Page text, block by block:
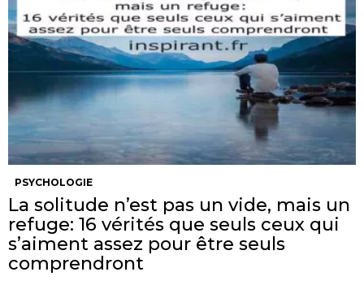
PSYCHOLOGIE
La solitude n’est pas un vide, mais un
refuge: 16 vérités que seuls ceux qui
s’aiment assez pour être seuls
comprendront